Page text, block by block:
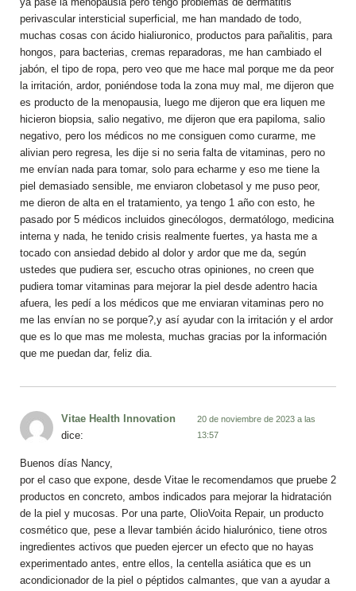
ya pase la menopausia pero tengo problemas de dermatitis
perivascular intersticial superficial, me han mandado de todo,
muchas cosas con ácido hialiuronico, productos para pañalitis, para
hongos, para bacterias, cremas reparadoras, me han cambiado el
jabón, el tipo de ropa, pero veo que me hace mal porque me da peor
la irritación, ardor, poniéndose toda la zona muy mal, me dijeron que
es producto de la menopausia, luego me dijeron que era liquen me
hicieron biopsia, salio negativo, me dijeron que era papiloma, salio
negativo, pero los médicos no me consiguen como curarme, me
alivian pero regresa, les dije si no seria falta de vitaminas, pero no
me envían nada para tomar, solo para echarme y eso me tiene la
piel demasiado sensible, me enviaron clobetasol y me puso peor,
me dieron de alta en el tratamiento, ya tengo 1 año con esto, he
pasado por 5 médicos incluidos ginecólogos, dermatólogo, medicina
interna y nada, he tenido crisis realmente fuertes, ya hasta me a
tocado con ansiedad debido al dolor y ardor que me da, según
ustedes que pudiera ser, escucho otras opiniones, no creen que
pudiera tomar vitaminas para mejorar la piel desde adentro hacia
afuera, les pedí a los médicos que me enviaran vitaminas pero no
me las envían no se porque?,y así ayudar con la irritación y el ardor
que es lo que mas me molesta, muchas gracias por la información
que me puedan dar, feliz dia.
Vitae Health Innovation
dice:
20 de noviembre de 2023 a las
13:57
Buenos días Nancy,
por el caso que expone, desde Vitae le recomendamos que pruebe 2
productos en concreto, ambos indicados para mejorar la hidratación
de la piel y mucosas. Por una parte, OlioVoita Repair, un producto
cosmético que, pese a llevar también ácido hialurónico, tiene otros
ingredientes activos que pueden ejercer un efecto que no hayas
experimentado antes, entre ellos, la centella asiática que es un
acondicionador de la piel o péptidos calmantes, que van a ayudar a